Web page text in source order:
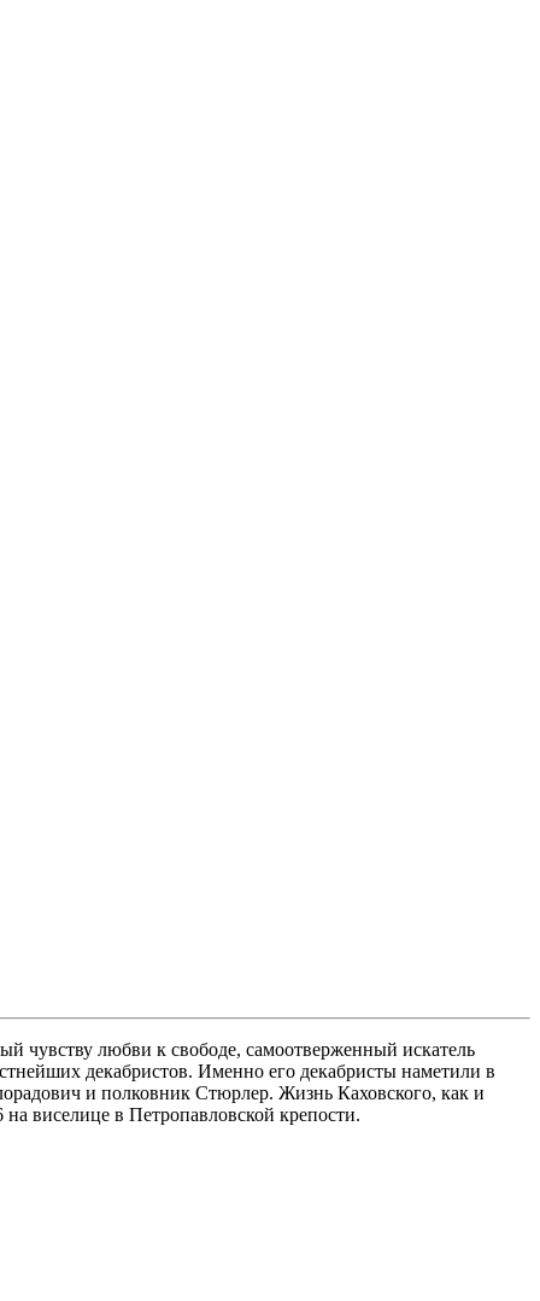
чувству любви к свободе, самоотверженный искатель
декабристов. Именно его декабристы наметили в
и полковник Стюрлер. Жизнь Каховского, как и
виселице в Петропавловской крепости.